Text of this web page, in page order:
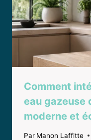
Comment
eau gazeuse
moderne et
Par Manon Laffitte